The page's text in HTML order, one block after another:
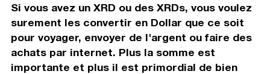
Si vous avez un XRD ou des XRDs, vous voulez
surement les convertir en Dollar que ce soit
pour voyager, envoyer de l'argent ou faire des
achats par internet. Plus la somme est
importante et plus il est primordial de bien